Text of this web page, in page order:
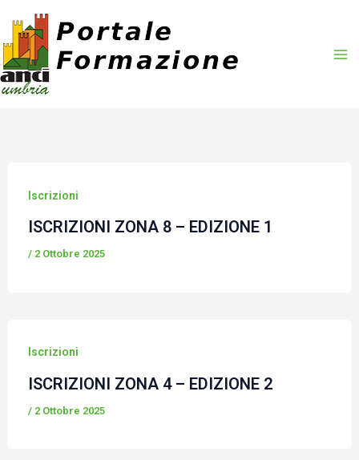
contenuto
Iscrizioni
ISCRIZIONI ZONA 8 – EDIZIONE 1
/ 2 Ottobre 2025
Iscrizioni
ISCRIZIONI ZONA 4 – EDIZIONE 2
/ 2 Ottobre 2025